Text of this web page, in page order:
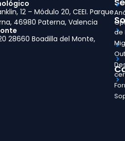
de
12 – Módulo 20, CEEI. Parque
46980 Paterna, Valencia
28660 Boadilla del Monte,